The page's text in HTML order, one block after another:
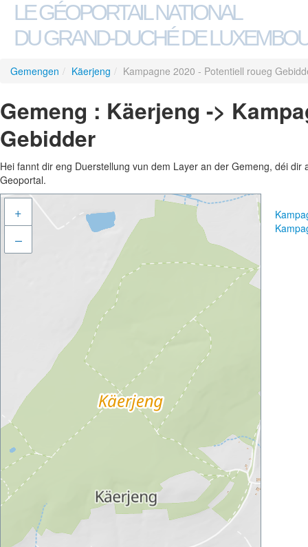
LE GÉOPORTAIL NATIONAL
DU GRAND-DUCHÉ DE
Gemengen / Käerjeng / Kampagne 2020 - Potentiell roueg
Gemeng : Käerjeng ->
Gebidder
Hei fannt dir eng Duerstellung vun dem Layer an der Gemeng, déi
Geoportal.
+
–